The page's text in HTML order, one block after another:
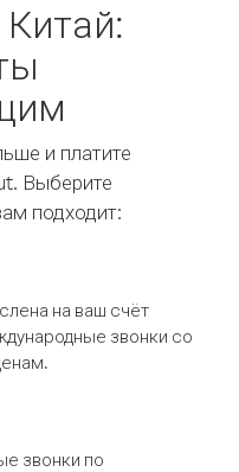
и платите
Выберите
подходит:
на ваш счёт
звонки со
звонки по